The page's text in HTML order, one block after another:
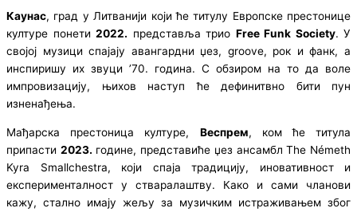
Каунас, град у Литванији који ће титулу Европске престонице
културе понети 2022. представља трио Free Funk Society. У
својој музици спајају авангардни џез, groove, рок и фанк, а
инспиришу их звуци ’70. година. С обзиром на то да воле
импровизацију, њихов наступ ће дефинитвно бити пун
изненађења.
Мађарска престоница културе, Веспрем, ком ће титула
припасти 2023. године, представиће џез ансамбл The Németh
Kyra Smallchestra, који спаја традицију, иновативност и
експерименталност у стваралаштву. Како и сами чланови
кажу, стално имају жељу за музичким истраживањем због